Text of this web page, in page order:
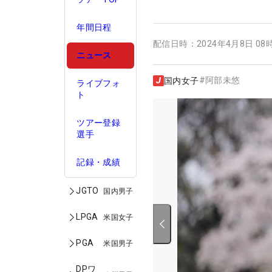
年間日程
ニュース
ライブフォ
ト
ツアー登録
選手
記録・成績
JGTO 国内男子
LPGA 米国女子
PGA 米国男子
DPワ
配信日時： 2024年4月8日 08
国内女子#阿部未悠